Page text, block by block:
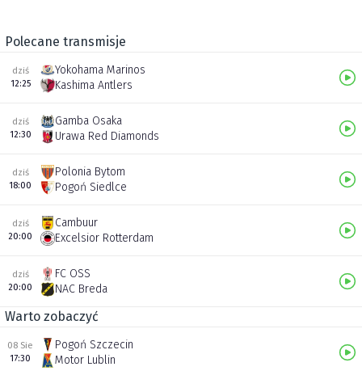
Polecane transmisje
dziś
12:25
Yokohama Marinos
Kashima Antlers
dziś
12:30
Gamba Osaka
Urawa Red Diamonds
dziś
18:00
Polonia Bytom
Pogoń Siedlce
dziś
20:00
Cambuur
Excelsior Rotterdam
dziś
20:00
FC OSS
NAC Breda
Warto zobaczyć
08 Sie
17:30
Pogoń Szczecin
Motor Lublin